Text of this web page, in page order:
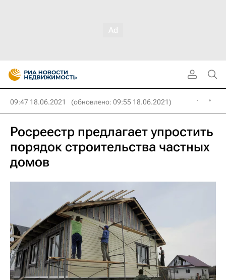
09:47 18.06.2021 (обновлено: 09:55 18.06.2021)
Росреестр предлагает упростить
порядок строительства частных
домов